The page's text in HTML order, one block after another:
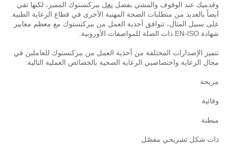
وقدميك عند الوقوف والمشي بفضل نعل بيركنستوك المميز، لكنها تفي
أيضاً بالعديد من متطلبات الصحة المهنية الأخرى في قطاع الرعاية الطبية.
على سبيل المثال، تتوافق أحذية العمل من بيركنستوك مع معظم معايير
شهادة EN-ISO ذات الصلة للمواصفات الأوروبية.
تتميز الإصدارات المختلفة من أحذية العمل من بيركنستوك للعاملين في
مجال الرعاية واختصاصيي الرعاية الصحية بالخصائص العملية التالية:
مريحة
وقائية
مبطنة
ذات شكل تشريحي مفصّل